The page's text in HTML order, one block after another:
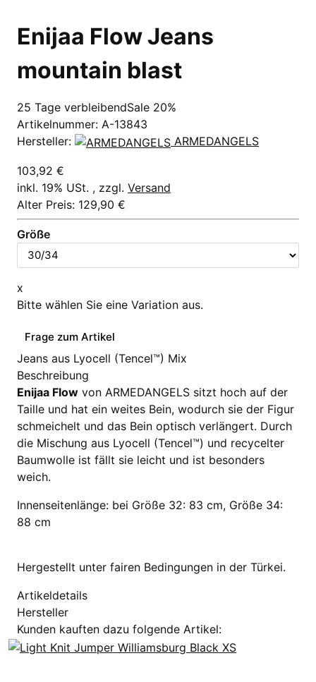
Enijaa Flow Jeans
mountain blast
25 Tage verbleibendSale 20%
Artikelnummer: A-13843
Hersteller:
ARMEDANGELS
103,92 €
inkl. 19% USt. , zzgl. Versand
Alter Preis: 129,90 €
Größe
x
Bitte wählen Sie eine Variation aus.
Frage zum Artikel
Jeans aus Lyocell (Tencel™) Mix
Beschreibung
Enijaa Flow von ARMEDANGELS sitzt hoch auf der
Taille und hat ein weites Bein, wodurch sie der Figur
schmeichelt und das Bein optisch verlängert. Durch
die Mischung aus Lyocell (Tencel™) und recycelter
Baumwolle ist fällt sie leicht und ist besonders
weich.
Innenseitenlänge: bei Größe 32: 83 cm, Größe 34:
88 cm
Hergestellt unter fairen Bedingungen in der Türkei.
Artikeldetails
Hersteller
Kunden kauften dazu folgende Artikel: